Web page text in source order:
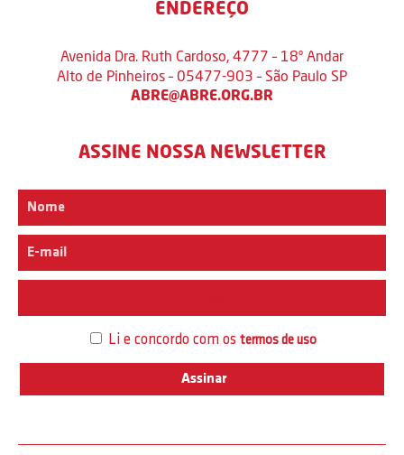
ENDEREÇO
Avenida Dra. Ruth Cardoso, 4777 – 18º Andar
Alto de Pinheiros – 05477-903 – São Paulo SP
ABRE@ABRE.ORG.BR
ASSINE NOSSA NEWSLETTER
Li e concordo com os termos de uso